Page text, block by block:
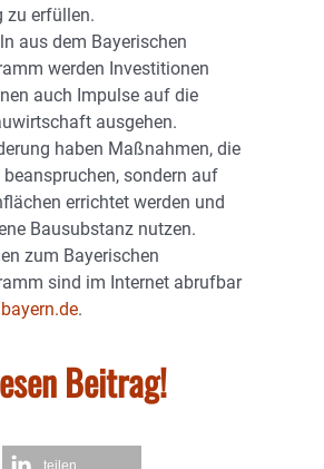
zu erfüllen.
aus dem Bayerischen
werden Investitionen
auch Impulse auf die
ausgehen.
haben Maßnahmen, die
sondern auf
errichtet werden und
Bausubstanz nutzen.
zum Bayerischen
sind im Internet abrufbar
.
Beitrag!
teilen